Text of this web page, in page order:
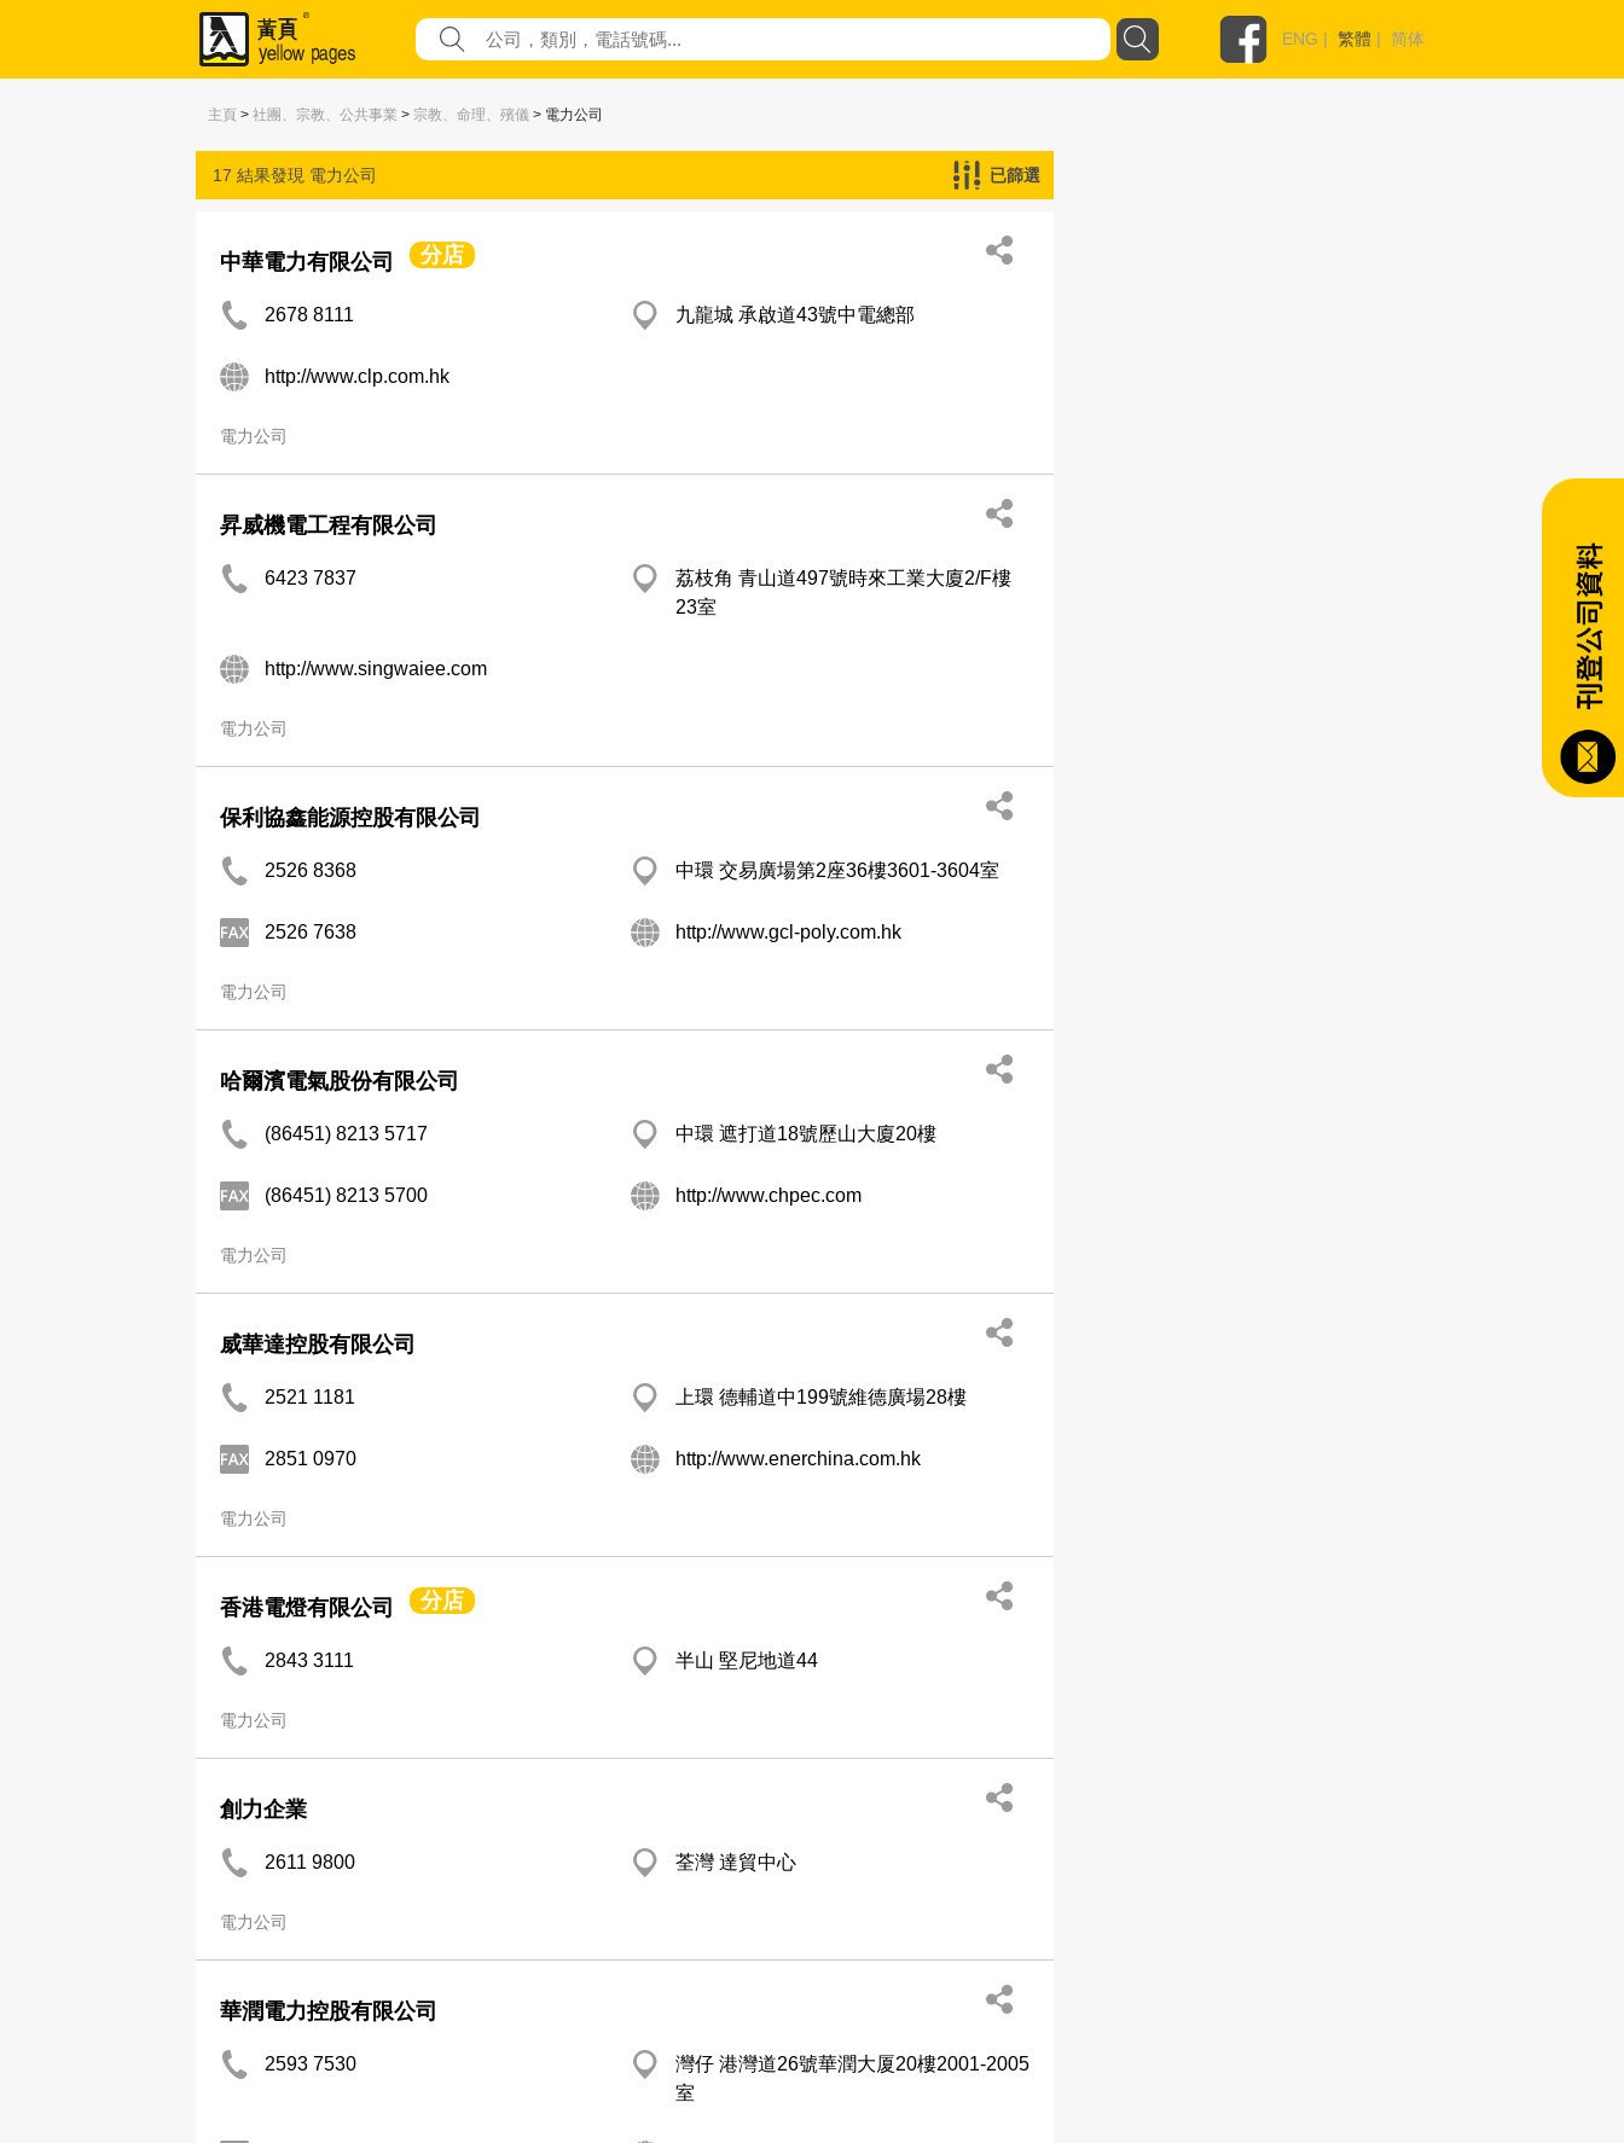
ENG | 繁體 | 简体
主頁 > 社團、宗教、公共事業 > 宗教、命理、殯儀 > 電力公司
17 結果發現 電力公司 已篩選
中華電力有限公司 分店
2678 8111 九龍城 承啟道43號中電總部
http://www.clp.com.hk
電力公司
昇威機電工程有限公司
6423 7837
荔枝角 青山道497號時來工業大廈2/F樓
23室
http://www.singwaiee.com
電力公司
保利協鑫能源控股有限公司
2526 8368 中環 交易廣場第2座36樓3601-3604室
2526 7638 http://www.gcl-poly.com.hk
電力公司
哈爾濱電氣股份有限公司
(86451) 8213 5717 中環 遮打道18號歷山大廈20樓
(86451) 8213 5700 http://www.chpec.com
電力公司
威華達控股有限公司
2521 1181 上環 德輔道中199號維德廣場28樓
2851 0970 http://www.enerchina.com.hk
電力公司
香港電燈有限公司 分店
2843 3111 半山 堅尼地道44
電力公司
創力企業
2611 9800 荃灣 達貿中心
電力公司
華潤電力控股有限公司
2593 7530
灣仔 港灣道26號華潤大厦20樓2001-2005
室